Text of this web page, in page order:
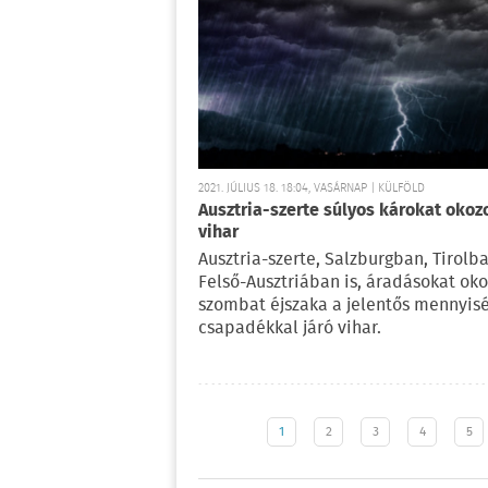
2021. JÚLIUS 18. 18:04, VASÁRNAP | KÜLFÖLD
Ausztria-szerte súlyos károkat
vihar
Ausztria-szerte, Salzburgban,
Felső-Ausztriában is, áradásokat
szombat éjszaka a jelentős
csapadékkal járó vihar.
1 2 3 4 5